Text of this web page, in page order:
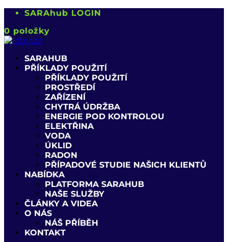
SARAhub LOGIN
0 položky
SARAHUB
PŘÍKLADY POUŽITÍ
PŘÍKLADY POUŽITÍ
PROSTŘEDÍ
ZAŘÍZENÍ
CHYTRÁ ÚDRŽBA
ENERGIE POD KONTROLOU
ELEKTŘINA
VODA
ÚKLID
RADON
PŘÍPADOVÉ STUDIE NAŠICH KLIENTŮ
NABÍDKA
PLATFORMA SARAHUB
NAŠE SLUŽBY
ČLÁNKY A VIDEA
O NÁS
NÁŠ PŘÍBĚH
KONTAKT